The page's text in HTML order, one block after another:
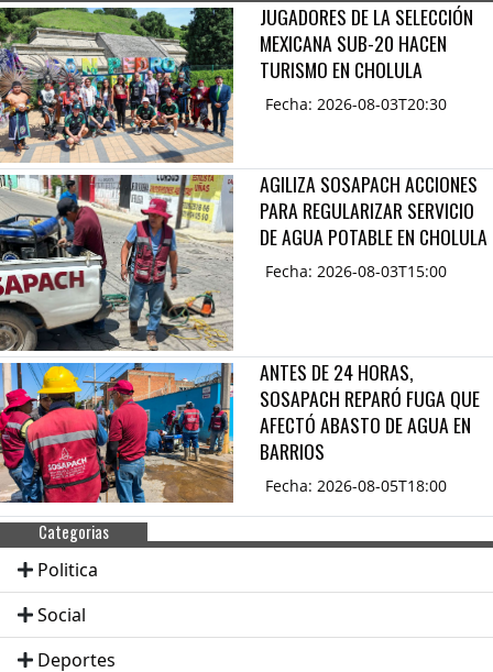
JUGADORES DE LA SELECCIÓN
MEXICANA SUB-20 HACEN
TURISMO EN CHOLULA
Fecha: 2026-08-03T20:30
AGILIZA SOSAPACH ACCIONES
PARA REGULARIZAR SERVICIO
DE AGUA POTABLE EN CHOLULA
Fecha: 2026-08-03T15:00
ANTES DE 24 HORAS,
SOSAPACH REPARÓ FUGA QUE
AFECTÓ ABASTO DE AGUA EN
BARRIOS
Fecha: 2026-08-05T18:00
Categorias
Politica
Social
Deportes